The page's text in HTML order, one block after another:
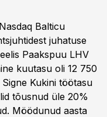
Balticu
juhatuse
Paakspuu LHV
kuutasu oli 12 750
Kukini töötasu
tõusnud üle 20%
Möödunud aasta